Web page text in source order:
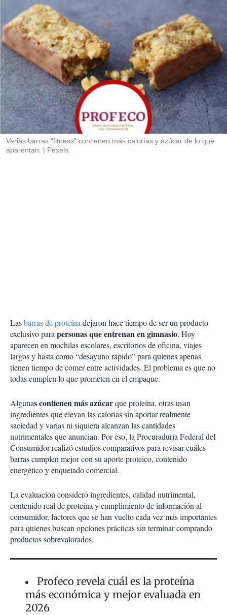
n
e
s
d
e
c
o
m
p
a
r
t
r
r
Varias barras “fitness” contienen más calorías y azúcar de lo que
aparentan.
Pexels.
Lasbarras de proteínadejaron hace tiempo de ser un producto
exclusivo parapersonas que entrenan en gimnasio. Hoy
aparecen en mochilas escolares, escritorios de oficina, viajes
largos y hasta como “desayuno rápido” para quienes apenas
tienen tiempo de comer entre actividades. El problema es que no
todas cumplen lo que prometen en el empaque.
Algunas contienen más azúcarque proteína, otras usan
ingredientes que elevan las calorías sin aportar realmente
saciedad y varias ni siquiera alcanzan las cantidades
nutrimentales que anuncian. Por eso, la Procuraduría Federal del
Consumidor realizó estudios comparativos para revisar cuáles
barras cumplen mejor con su aporte proteico, contenido
energético y etiquetado comercial.
La evaluación consideró ingredientes, calidad nutrimental,
contenido real de proteína y cumplimiento de información al
consumidor, factores que se han vuelto cada vez más importantes
para quienes buscan opciones prácticas sin terminar comprando
productos sobrevalorados.
Profeco revela cuál es la proteína
más económica y mejor evaluada en
2026